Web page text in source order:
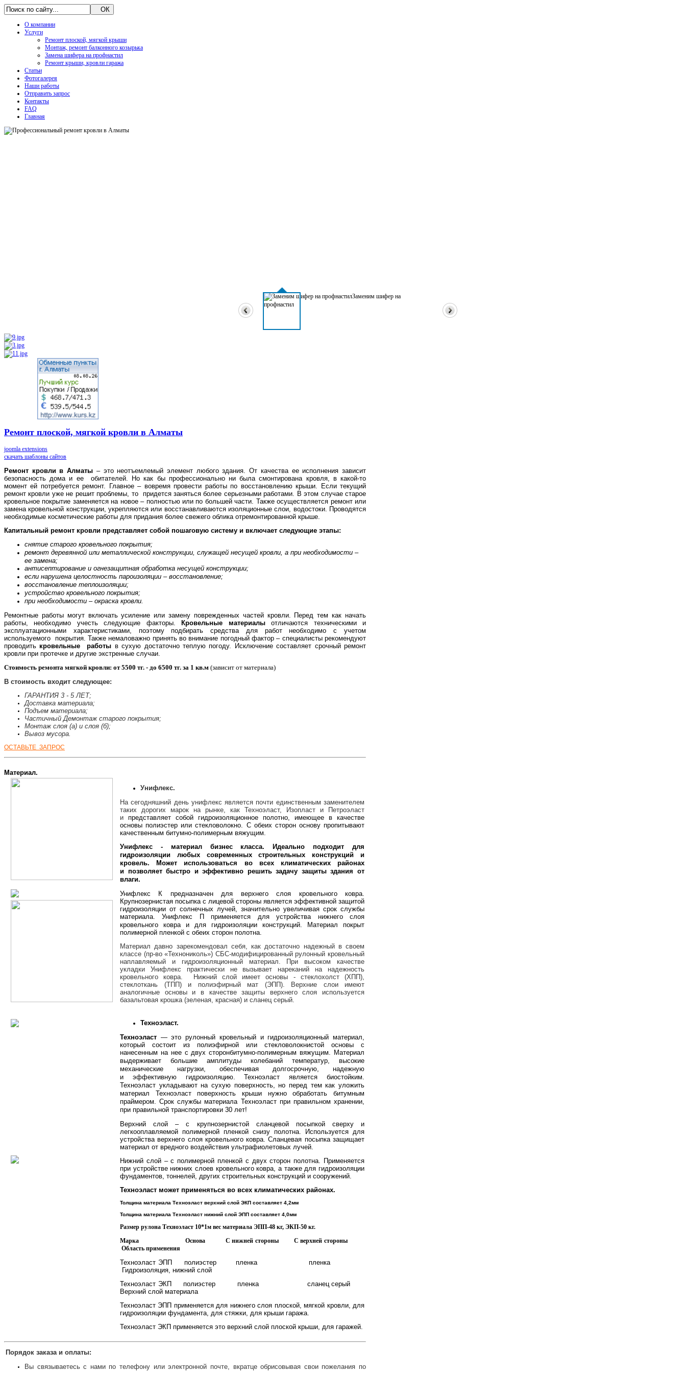
О компании
Услуги
Ремонт плоской, мягкой крыши
Монтаж, ремонт балконного козырька
Замена шифера на профнастил
Ремонт крыши, кровли гаража
Статьи
Фотогалерея
Наши работы
Отправить запрос
Контакты
FAQ
Главная
Заменим шифер на
профнастил
Ремонт плоской, мягкой кровли в Алматы
joomla extensions
скачать шаблоны сайтов
Ремонт кровли в Алматы – это неотъемлемый элемент любого здания. От качества ее исполнения зависит
безопасность дома и ее обитателей. Но как бы профессионально ни была смонтирована кровля, в какой-то
момент ей потребуется ремонт. Главное – вовремя провести работы по восстановлению крыши. Если текущий
ремонт кровли уже не решит проблемы, то придется заняться более серьезными работами. В этом случае старое
кровельное покрытие заменяется на новое – полностью или по большей части. Также осуществляется ремонт или
замена кровельной конструкции, укрепляются или восстанавливаются изоляционные слои, водостоки. Проводятся
необходимые косметические работы для придания более свежего облика отремонтированной крыше.
Капитальный ремонт кровли представляет собой пошаговую систему и включает следующие этапы:
снятие старого кровельного покрытия;
ремонт деревянной или металлической конструкции, служащей несущей кровли, а при необходимости –
ее замена;
антисептирование и огнезащитная обработка несущей конструкции;
если нарушена целостность пароизоляции – восстановление;
восстановление теплоизоляции;
устройство кровельного покрытия;
при необходимости – окраска кровли.
Ремонтные работы могут включать усиление или замену поврежденных частей кровли. Перед тем как начать
работы, необходимо учесть следующие факторы.
Кровельные материалыотличаются техническими и
эксплуатационными характеристиками, поэтому подбирать средства для работ необходимо с учетом
используемого покрытия. Также немаловажно принять во внимание погодный фактор – специалисты рекомендуют
проводитькровельные работы в сухую достаточно теплую погоду. Исключение составляет срочный ремонт
кровли при протечке и другие экстренные случаи.
Стоимость ремонта мягкой кровли: от 5500 тг. - до 6500 тг. за 1 кв.м (зависит от материала)
В стоимость входит следующее:
ГАРАНТИЯ 3 - 5 ЛЕТ;
Доставка материала;
Подъем материала;
Частичный Демонтаж старого покрытия;
Монтаж слоя (а) и слоя (б);
Вывоз мусора.
ОСТАВЬТЕ ЗАПРОС
Материал.
Унифлекс.
На сегодняшний день унифлекс является почти единственным заменителем
таких дорогих марок на рынке, как Техноэласт, Изопласт и Петроэласт
и представляет собой гидроизоляционное полотно, имеющее в качестве
основы полиэстер или стекловолокно. С обеих сторон основу пропитывают
качественным битумно-полимерным вяжущим.
Унифлекс - материал бизнес класса. Идеально подходит для
гидроизоляции любых современных строительных конструкций и
кровель. Может использоваться во всех климатических районах
и позволяет быстро и эффективно решить задачу защиты здания от
влаги.
Унифлекс К предназначен для верхнего слоя кровельного ковра.
Крупнозернистая посыпка с лицевой стороны является эффективной защитой
гидроизоляции от солнечных лучей, значительно увеличивая срок службы
материала.
Унифлекс П применяется для устройства нижнего слоя
кровельного ковра и для гидроизоляции конструкций. Материал покрыт
полимерной пленкой с обеих сторон полотна.
Материал давно зарекомендовал себя, как достаточно надежный в своем
классе (пр-во «Технониколь») СБС-модифицированный рулонный кровельный
наплавляемый и гидроизоляционный материал. При высоком качестве
укладки Унифлекс практически не вызывает нареканий на надежность
кровельного ковра. Нижний слой имеет основы - стеклохолст (ХПП),
стеклоткань (ТПП) и полиэфирный мат (ЭПП). Верхние слои имеют
аналогичные основы и в качестве защиты верхнего слоя используется
базальтовая крошка (зеленая, красная) и сланец серый.
Техноэласт.
Техноэласт — это рулонный кровельный и гидроизоляционный материал,
который состоит из полиэфирной или стекловолокнистой основы с
нанесенным на нее с двух сторонбитумно-полимерным вяжущим.
Материал
выдерживает большие амплитуды колебаний температур, высокие
механические нагрузки, обеспечивая долгосрочную, надежную
и эффективную гидроизоляцию. Техноэласт является биостойким.
Техноэласт укладывают на сухую поверхность, но перед тем как уложить
материал Техноэласт поверхность крыши нужно обработать битумным
праймером. Срок службы материала Техноэласт при правильном хранении,
при правильной транспортировки 30 лет!
Верхний слой – с крупнозернистой сланцевой посыпкой сверху и
легкооплавляемой полимерной пленкой снизу полотна. Используется для
устройства верхнего слоя кровельного ковра. Сланцевая посыпка защищает
материал от вредного воздействия ультрафиолетовых лучей.
Нижний слой – с полимерной пленкой с двух сторон полотна. Применяется
при устройстве нижних слоев кровельного ковра, а также для гидроизоляции
фундаментов, тоннелей, других строительных конструкций и сооружений.
Техноэласт может применяться во всех климатических районах.
Толщина материала Техноэласт верхний слой ЭКП составляет 4,2мм
Толщина материала Техноэласт нижний слой ЭПП составляет 4,0мм
Размер рулона Техноэласт 10*1м вес материала ЭПП-48 кг, ЭКП-50 кг.
Марка Основа С нижней стороны С верхней стороны
Область применения
Техноэласт ЭПП полиэстер пленка пленка
Гидроизоляция, нижний слой
Техноэласт ЭКП полиэстер пленка сланец серый
Верхний слой материала
Техноэласт ЭПП применяется для нижнего слоя плоской, мягкой кровли, для
гидроизоляции фундамента, для стяжки, для крыши гаража.
Техноэласт ЭКП применяется это верхний слой плоской крыши, для гаражей.
Порядок заказа и оплаты:
Вы связываетесь с нами по телефону или электронной почте, вкратце обрисовывая свои пожелания по